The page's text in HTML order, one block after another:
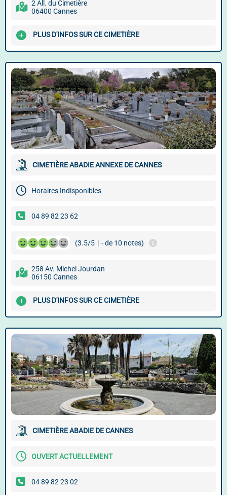
2 All. du Cimetière
06400 Cannes
PLUS D'INFOS SUR CE CIMETIÈRE
CIMETIÈRE ABADIE ANNEXE DE CANNES
Horaires Indisponibles
04 89 82 23 62
(3.5/5 | - de 10 notes)
258 Av. Michel Jourdan
06150 Cannes
PLUS D'INFOS SUR CE CIMETIÈRE
CIMETIÈRE ABADIE DE CANNES
OUVERT ACTUELLEMENT
04 89 82 23 02